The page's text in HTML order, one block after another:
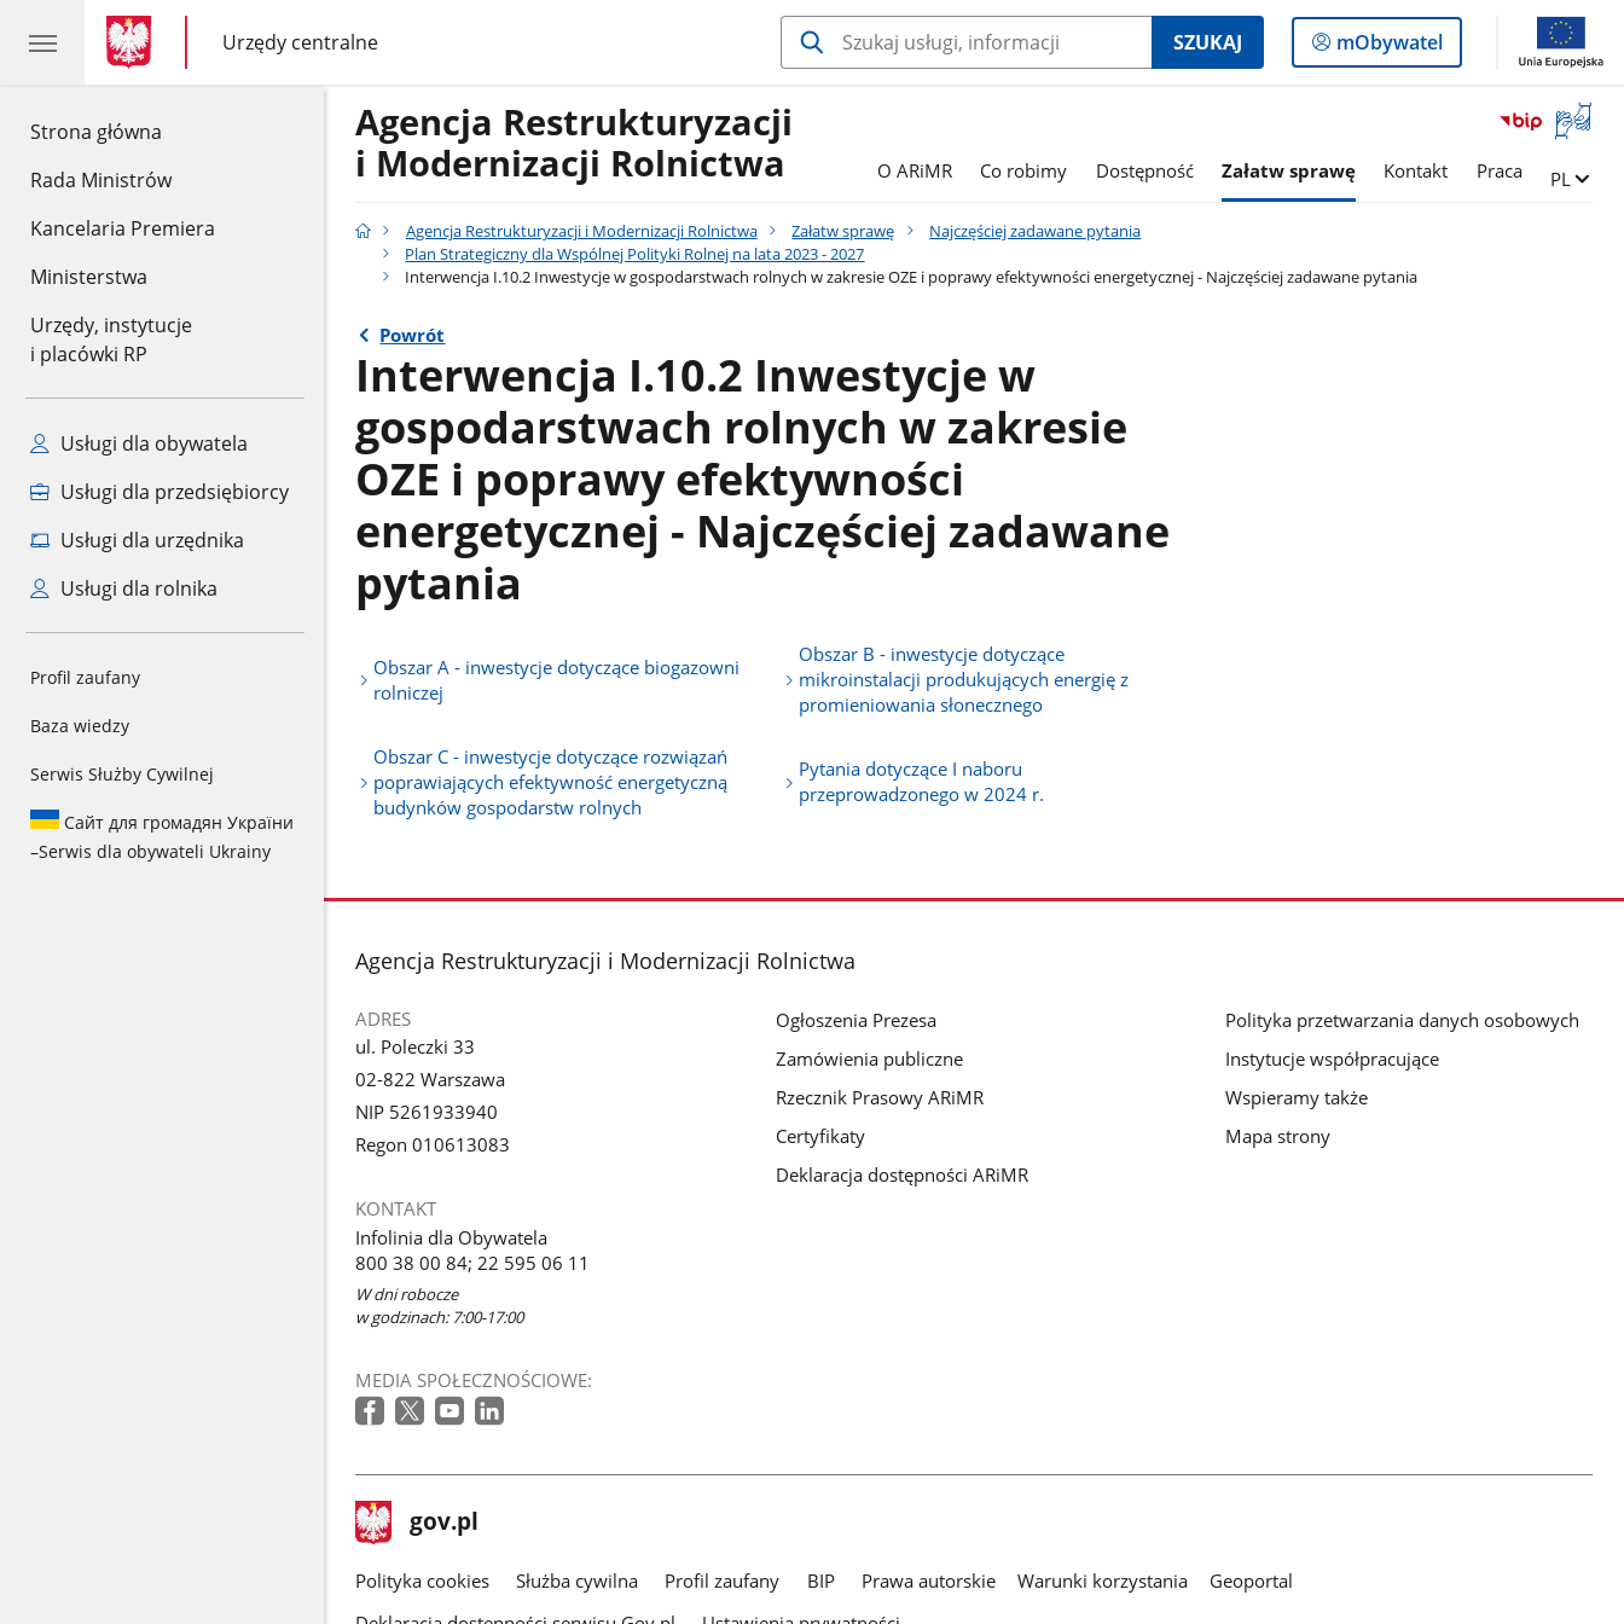
Strona główna
Rada Ministrów
Kancelaria Premiera
Ministerstwa
Urzędy, instytucje
i placówki RP
Usługi dla obywatela
Usługi dla przedsiębiorcy
Usługi dla urzędnika
Usługi dla rolnika
Profil zaufany
Baza wiedzy
Serwis Służby Cywilnej
Сайт для громадян України
–Serwis dla obywateli Ukrainy
gov.pl
gov.pl
Urzędy centralne
gov.pl
Urzędy
centralne
SZUKAJ
Logowanie
do
mObywatel
Otwórz
okno
Agencja Restrukturyzacji
i Modernizacji Rolnictwa
O ARiMR Co robimy Dostępność Załatw sprawę Kontakt Praca Zmień
PL
Agencja Restrukturyzacji i Modernizacji Rolnictwa Załatw sprawę
Najczęściej zadawane pytania
Plan Strategiczny dla Wspólnej Polityki Rolnej na lata 2023 - 2027
Interwencja I.10.2 Inwestycje w gospodarstwach rolnych w zakresie OZE i poprawy efektywności energetycznej - Najczęściej zadawane pytania
Powrót
Interwencja I.10.2 Inwestycje w
gospodarstwach rolnych w zakresie
OZE i poprawy efektywności
energetycznej - Najczęściej zadawane
pytania
Obszar A - inwestycje dotyczące biogazowni
rolniczej
Obszar B - inwestycje dotyczące
mikroinstalacji produkujących energię z
promieniowania słonecznego
Obszar C - inwestycje dotyczące rozwiązań
poprawiających efektywność energetyczną
budynków gospodarstw rolnych
Pytania dotyczące I naboru
przeprowadzonego w 2024 r.
stopka
Agencja Restrukturyzacji i Modernizacji Rolnictwa
ADRES
ul. Poleczki 33
02-822 Warszawa
NIP 5261933940
Regon 010613083
KONTAKT
Infolinia dla Obywatela
800 38 00 84; 22 595 06 11
W dni robocze
w godzinach: 7:00-17:00
MEDIA SPOŁECZNOŚCIOWE:
Ogłoszenia Prezesa
Zamówienia publiczne
Rzecznik Prasowy ARiMR
Certyfikaty
Deklaracja dostępności ARiMR
Polityka przetwarzania danych osobowych
Instytucje współpracujące
Wspieramy także
Mapa strony
stopka
gov.pl Strona
gov.pl
gov.pl
Polityka cookies Służba cywilna Profil zaufany BIP Prawa autorskie Warunki korzystania
Geoportal